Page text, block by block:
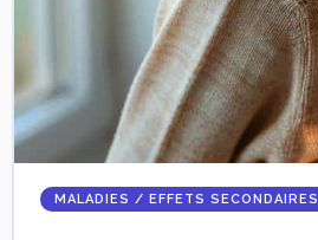
MALADIES / EFFETS SECONDAIRES